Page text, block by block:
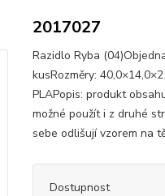
2017027
Razidlo Ryba
kusRozměry:
PLAPopis: produkt
možné použít i z druhé
sebe odlišují vzorem na
Dostupnost